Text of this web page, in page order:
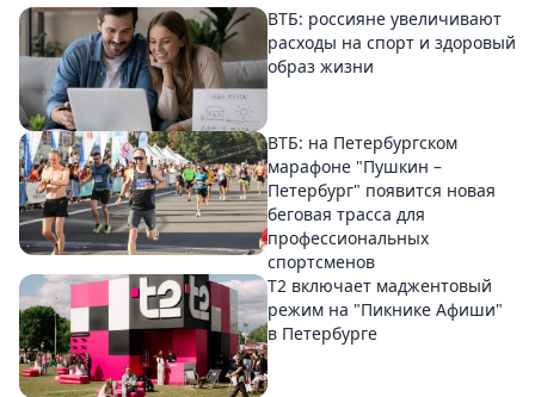
ВТБ: россияне увеличивают
расходы на спорт и здоровый
образ жизни
ВТБ: на Петербургском
марафоне "Пушкин –
Петербург" появится новая
беговая трасса для
профессиональных
спортсменов
Т2 включает маджентовый
режим на "Пикнике Афиши"
в Петербурге